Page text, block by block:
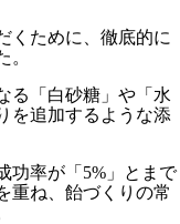
くために、徹底的に
。
る「白砂糖」や「水
を追加するような添
功率が「5%」とまで
重ね、飴づくりの常